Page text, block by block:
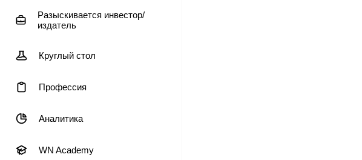
Разыскивается инвестор/
издатель
Круглый стол
Профессия
Аналитика
WN Academy